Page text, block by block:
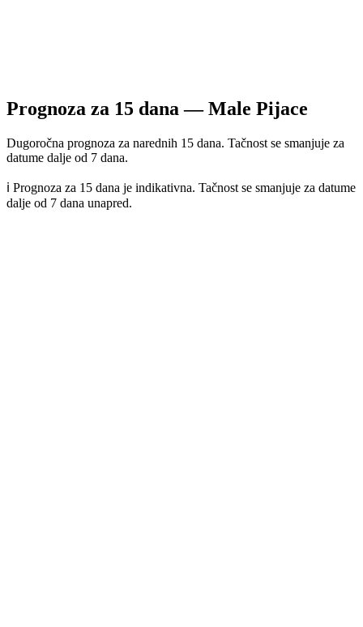
Prognoza za 15 dana —Male Pijace
Dugoročna prognoza za narednih 15 dana. Tačnost se smanjuje za
datume dalje od 7 dana.
ℹ️ Prognoza za 15 dana je indikativna. Tačnost se smanjuje za datume
dalje od 7 dana unapred.